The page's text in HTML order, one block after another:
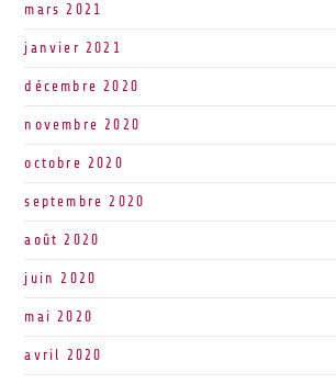
mars 2021
janvier 2021
décembre 2020
novembre 2020
octobre 2020
septembre 2020
août 2020
juin 2020
mai 2020
avril 2020